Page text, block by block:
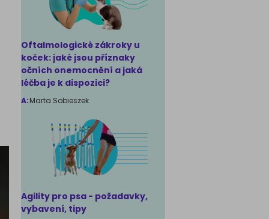
Oftalmologické zákroky u
koček: jaké jsou příznaky
očních onemocnění a jaká
léčba je k dispozici?
A:Marta Sobieszek
Agility pro psa - požadavky,
vybavení, tipy